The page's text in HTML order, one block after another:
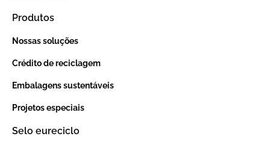
Produtos
Nossas soluções
Crédito de reciclagem
Embalagens sustentáveis
Projetos especiais
Selo eureciclo